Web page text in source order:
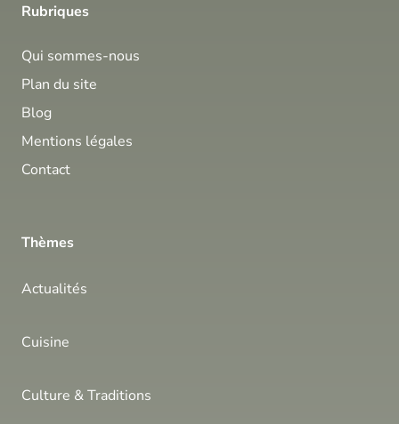
Rubriques
Qui sommes-nous
Plan du site
Blog
Mentions légales
Contact
Thèmes
Actualités
Cuisine
Culture & Traditions